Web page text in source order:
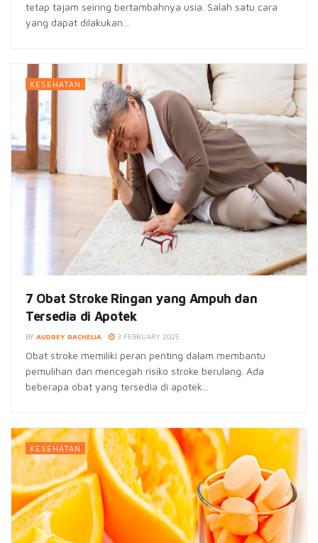
tetap tajam seiring bertambahnya usia. Salah satu cara
yang dapat dilakukan...
KESEHATAN
7 Obat Stroke Ringan yang Ampuh dan
Tersedia di Apotek
BY AUDREY RACHELIA 3 FEBRUARY 2025
Obat stroke memiliki peran penting dalam membantu
pemulihan dan mencegah risiko stroke berulang. Ada
beberapa obat yang tersedia di apotek...
KESEHATAN